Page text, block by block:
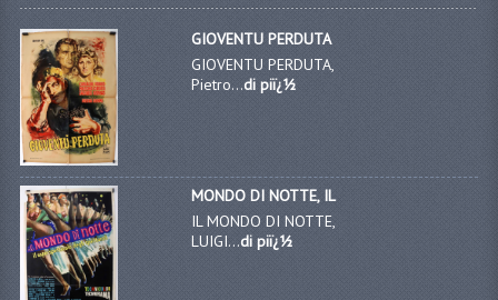
GIOVENTU PERDUTA
GIOVENTU PERDUTA,
Pietro...di piï¿½
MONDO DI NOTTE, IL
IL MONDO DI NOTTE,
LUIGI...di piï¿½